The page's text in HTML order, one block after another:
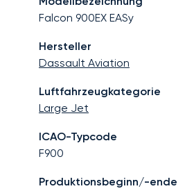
Falcon 900EX EASy
Hersteller
Dassault Aviation
Luftfahrzeugkategorie
Large Jet
ICAO-Typcode
F900
Produktionsbeginn/-ende